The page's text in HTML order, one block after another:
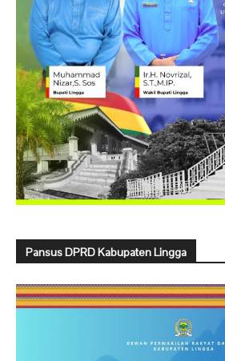
Pansus DPRD Kabupaten Lingga